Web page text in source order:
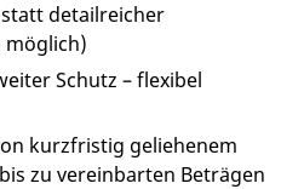
detailreicher
Schutz – flexibel
kurzfristig geliehenem
zu vereinbarten Beträgen